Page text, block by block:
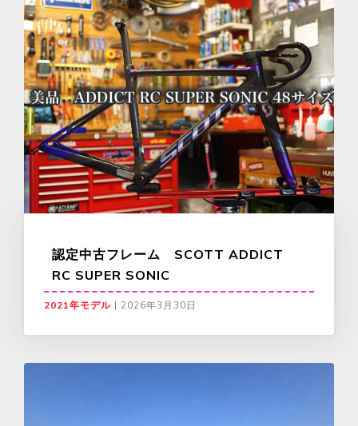
認定中古フレーム SCOTT ADDICT
RC SUPER SONIC
2021年モデル | 2026年3月30日